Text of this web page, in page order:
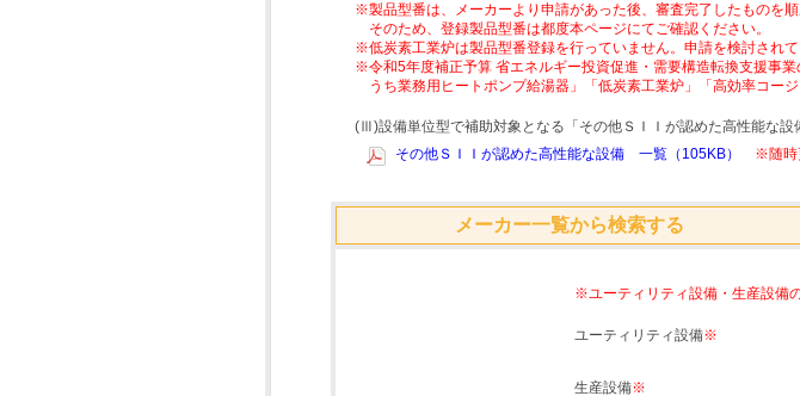
※製品型番は、メーカーより申請があった後、審査完了したものを順
そのため、登録製品型番は都度本ページにてご確認ください。
※低炭素工業炉は製品型番登録を行っていません。申請を検討され
※令和5年度補正予算 省エネルギー投資促進・需要構造転換支援事
うち業務用ヒートポンプ給湯器」「低炭素工業炉」「高効率コー
(Ⅲ)設備単位型で補助対象となる「その他ＳＩＩが認めた高性能な設
その他ＳＩＩが認めた高性能な設備 一覧（105KB）
※随時
メーカー一覧から検索する
※ユーティリティ設備・生産設備
ユーティリティ設備※
生産設備※